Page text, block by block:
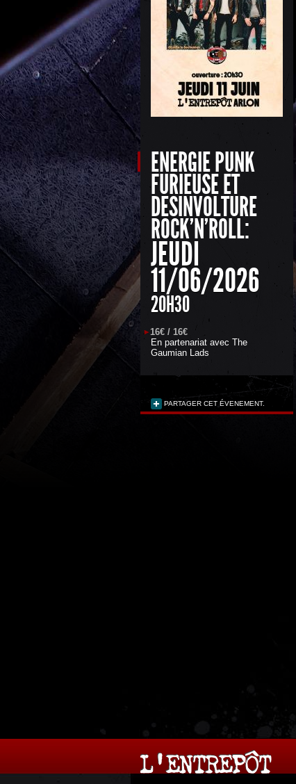
ENERGIE PUNK
FURIEUSE ET
DESINVOLTURE
ROCK'N'ROLL:
JEUDI
11/06/2026
20H30
16€ / 16€
En partenariat avec The
Gaumian Lads
PARTAGER CET ÉVENEMENT.